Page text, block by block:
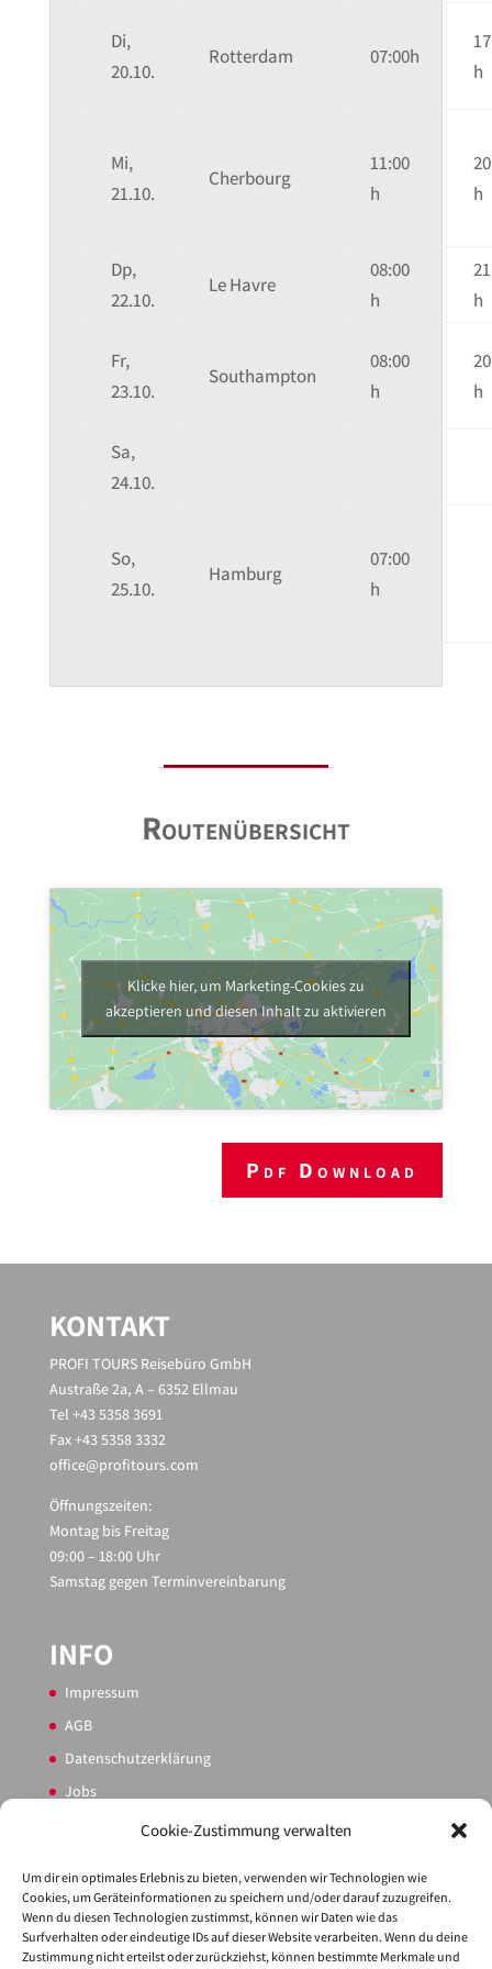
Cookie-Zustimmung verwalten
Um dir ein optimales Erlebnis zu bieten, verwenden wir Technologien wie
Cookies, um Geräteinformationen zu speichern und/oder darauf zuzugreifen.
Wenn du diesen Technologien zustimmst, können wir Daten wie das
Surfverhalten oder eindeutige IDs auf dieser Website verarbeiten. Wenn du deine
Zustimmung nicht erteilst oder zurückziehst, können bestimmte Merkmale und
Di,
20.10.
Rotterdam 07:00h
h
Mi,
21.10.
Cherbourg
11:00
h
h
Dp,
22.10.
Le Havre
08:00
h
h
Fr,
23.10.
Southampton
08:00
h
h
Sa,
24.10.
So,
25.10.
Hamburg
07:00
h
Routenübersicht
Klicke hier, um Marketing-Cookies zu
akzeptieren und diesen Inhalt zu aktivieren
Pdf Download
KONTAKT
PROFI TOURS Reisebüro GmbH
Austraße 2a, A – 6352 Ellmau
Tel +43 5358 3691
Fax +43 5358 3332
office@profitours.com
Öffnungszeiten:
Montag bis Freitag
09:00 – 18:00 Uhr
Samstag gegen Terminvereinbarung
INFO
Impressum
AGB
Datenschutzerklärung
Jobs
PARTNER